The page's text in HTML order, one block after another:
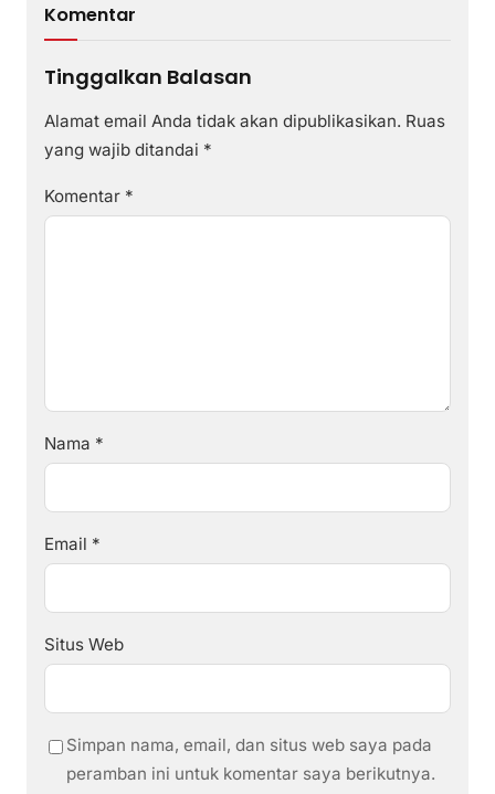
Komentar
Tinggalkan Balasan
Alamat email Anda tidak akan dipublikasikan. Ruas
yang wajib ditandai *
Komentar *
Nama *
Email *
Situs Web
Simpan nama, email, dan situs web saya pada
peramban ini untuk komentar saya berikutnya.